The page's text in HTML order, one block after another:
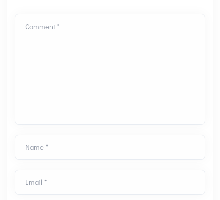
Comment *
Name *
Email *